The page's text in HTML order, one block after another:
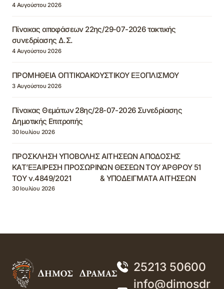
4 Αυγούστου 2026
Πίνακας αποφάσεων 22ης/29-07-2026 τακτικής
συνεδρίασης Δ.Σ.
4 Αυγούστου 2026
ΠΡΟΜΗΘΕΙΑ ΟΠΤΙΚΟΑΚΟΥΣΤΙΚΟΥ ΕΞΟΠΛΙΣΜΟΥ
3 Αυγούστου 2026
Πίνακας Θεμάτων 28ης/28-07-2026 Συνεδρίασης
Δημοτικής Επιτροπής
30 Ιουλίου 2026
ΠΡΟΣΚΛΗΣΗ ΥΠΟΒΟΛΗΣ ΑΙΤΗΣΕΩΝ ΑΠΟΔΟΣΗΣ
ΚΑΤ’ΕΞΑΙΡΕΣΗ ΠΡΟΣΩΡΙΝΩΝ ΘΕΣΕΩΝ ΤΟΥ ΆΡΘΡΟΥ 51
ΤΟΥ ν.4849/2021 & ΥΠΟΔΕΙΓΜΑΤΑ ΑΙΤΗΣΕΩΝ
30 Ιουλίου 2026
25213 50600
info@dimosdr